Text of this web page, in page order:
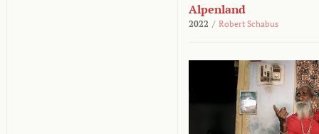
Alpenland
2022 / Robert Schabus